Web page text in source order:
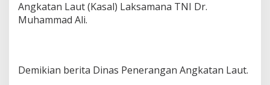
Angkatan Laut (Kasal) Laksamana TNI Dr.
Muhammad Ali.
Demikian berita Dinas Penerangan Angkatan Laut.